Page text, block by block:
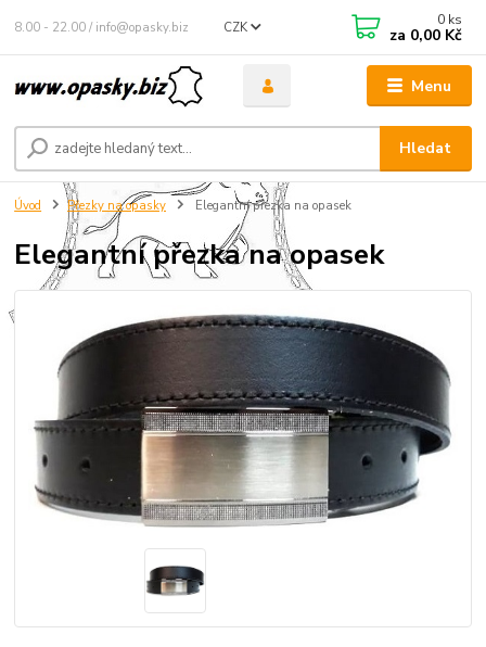
Menu
CZK
Hledat
8.00 - 22.00 / info@opasky.biz 0 ks
za 0,00 Kč
Úvod Přezky na opasky Elegantní přezka na opasek
Elegantní přezka na opasek